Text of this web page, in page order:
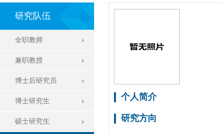
研究队伍
全职教师
兼职教授
博士后研究员
博士研究生
硕士研究生
个人简介
研究方向